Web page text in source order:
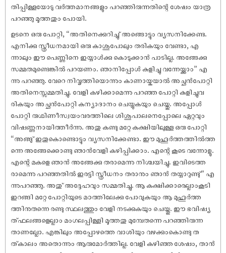
തിപ്പിള്ളയോടു വർത്തമാനങ്ങളും പറഞ്ഞിരുന്നതിന്റെ ശേ‌ഷം യാത്ര
പറഞ്ഞു മൂത്തതും പോയി.
ഉടനെ ഒരു പോറ്റി, “അതിനെക്കുറിച്ചു് അങ്ങൊട്ടും വ്യസനിക്കേണ്ട.
എനിക്കു സ്ത്രീധനമായി ഒരു കാശുപോലും തരികയും വേണ്ടാ, എ
ന്നാലും ഈ പെണ്ണിനെ ഇയ്യാൾക്കു കൊടുക്കാൻ പാടില്ല. അങ്ങേക്കു
സമ്മതമുണ്ടെങ്കിൽ പറയണം. ഞാനിപ്പോൾ കുളിച്ചു വന്നേയ്ക്കാം” എ
ന്നു പറഞ്ഞു. വേറെ നിവൃത്തിയൊന്നും കാണായ്കയാൽ അച്ഛൻപോറ്റി
അതിനെസ്സമ്മതിച്ചു. വേളി കഴിക്കാമെന്നു പറഞ്ഞ പോറ്റി കുളിച്ചുവ
രികയും അച്ഛൻപോറ്റി കന്യാദാനം ചെയ്യുകയും ചെയ്തു. അപ്പോൾ
പോറ്റി രുഗ്മിണീസ്വയംവരത്തിലെ ശിശുപാലനെപ്പോലെ ഏറ്റവും
വി‌ഷണ്ണനായിത്തീർന്നു. അതു കണ്ടു മറ്റേ കക്ഷിയിലുള്ള ഒരു പോറ്റി
“അങ്ങു് ഇതുകൊണ്ടൊട്ടും വ്യസനിക്കേണ്ടാ. ഈ മുഹൂർത്തത്തിൽത്ത
ന്നെ അങ്ങേക്കൊണ്ടു ഞാൻവേളി കഴിപ്പിക്കാം. എന്റെ കൂടെ വന്നോളൂ.
എന്റെ മകളെ ഞാൻ അങ്ങേക്കു തരാമെന്നു നിശ്ചയിച്ചു. ഇവിടെത്ത
രാമെന്നു പറഞ്ഞതിൽ ഇരട്ടി സ്ത്രീധനം തരാനും ഞാൻ തയ്യാറുണ്ടു്” എ
ന്നുപറഞ്ഞു. അതു് അദ്ദേഹവും സമ്മതിച്ചു. ആ കക്ഷിക്കാരെല്ലാംകൂടി
ഇറങ്ങി മറ്റേ പോറ്റിയുടെ മഠത്തിലേക്കു പോവുകയും ആ മുഹൂർത്ത
ത്തിനുതന്നെ രണ്ടു സ്ഥലത്തും വേളി നടക്കുകയും ചെയ്തു. ഈ ഭവി‌ഷ്യ
ത്ഫലങ്ങളെല്ലാം മംഗലപ്പിള്ളി മൂത്തതു മുമ്പേതന്നെ പറഞ്ഞിരുന്ന
താണല്ലോ. എങ്കിലും അപ്പോഴത്തെ വാശിയും വഴക്കുംകൊണ്ടു ത
ത്കാലം അതൊന്നും ആരുമോർത്തില്ല. വേളി കഴിഞ്ഞ ശേ‌ഷം, താൻ